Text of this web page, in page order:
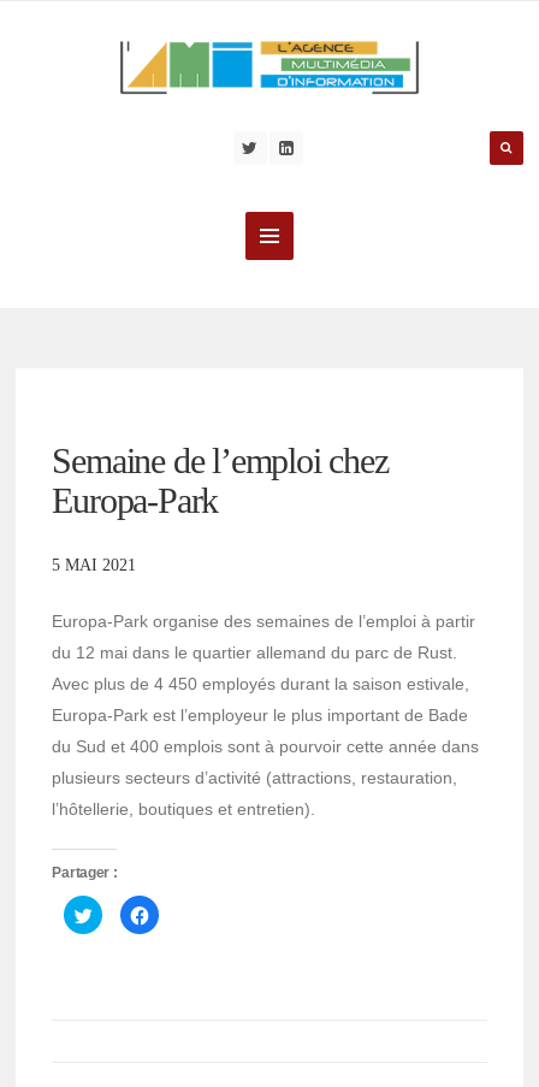
Semaine de l’emploi chez
Europa-Park
5 MAI 2021
Europa-Park organise des semaines de l’emploi à partir
du 12 mai dans le quartier allemand du parc de Rust.
Avec plus de 4 450 employés durant la saison estivale,
Europa-Park est l’employeur le plus important de Bade
du Sud et 400 emplois sont à pourvoir cette année dans
plusieurs secteurs d’activité (attractions, restauration,
l’hôtellerie, boutiques et entretien).
Partager :
Cliquez
pour
partager
Cliquez
pour